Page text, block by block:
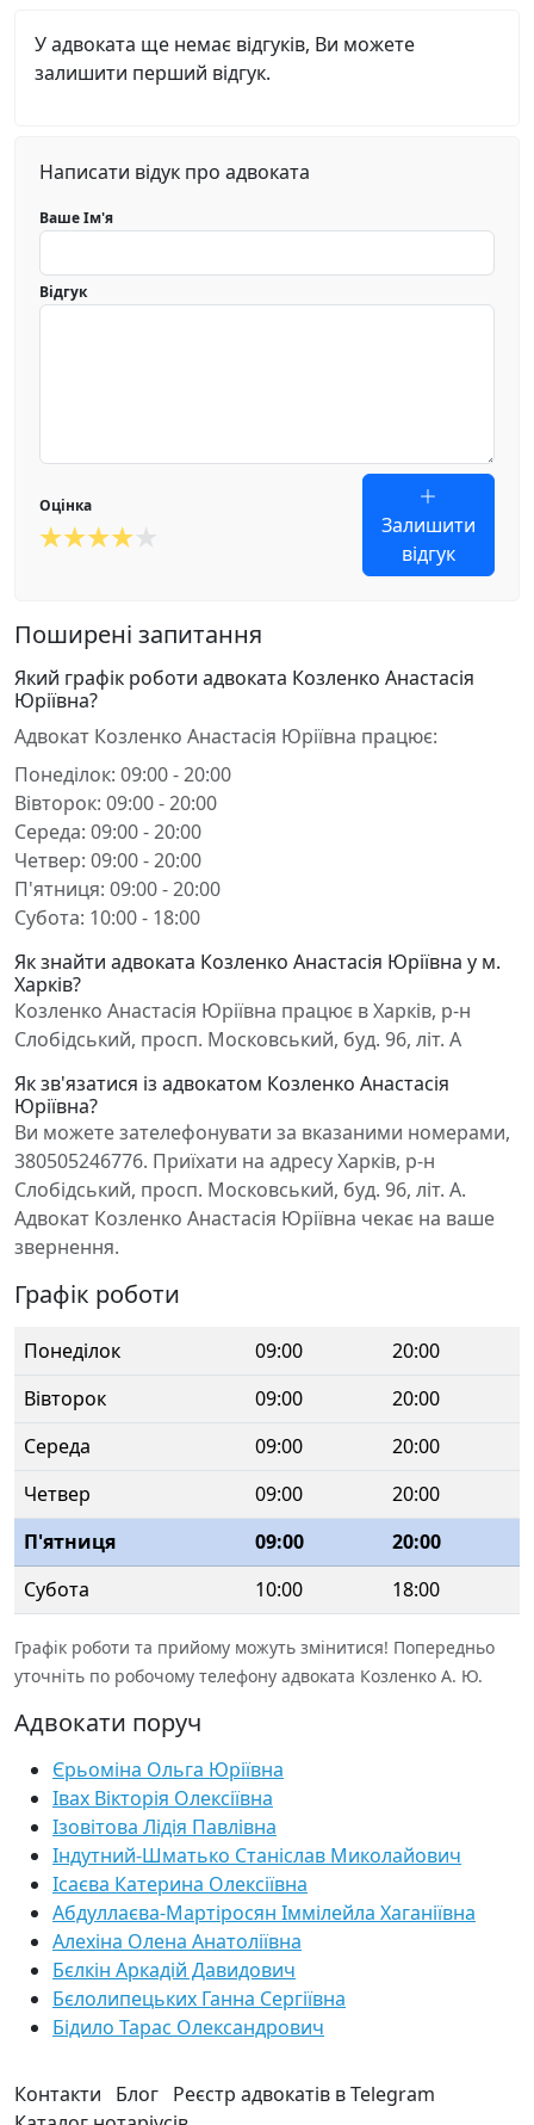
У адвоката ще немає відгуків, Ви можете
залишити перший відгук.
Написати відук про адвоката
Ваше Ім'я
Відгук
Оцінка
Залишити
відгук
Поширені запитання
Який графік роботи адвоката Козленко Анастасія
Юріївна?
Адвокат Козленко Анастасія Юріївна працює:
Понеділок: 09:00 - 20:00
Вівторок: 09:00 - 20:00
Середа: 09:00 - 20:00
Четвер: 09:00 - 20:00
П'ятниця: 09:00 - 20:00
Субота: 10:00 - 18:00
Як знайти адвоката Козленко Анастасія Юріївна у м.
Харків?
Козленко Анастасія Юріївна працює в Харків, р-н
Слобідський, просп. Московський, буд. 96, літ. А
Як зв'язатися із адвокатом Козленко Анастасія
Юріївна?
Ви можете зателефонувати за вказаними номерами,
380505246776. Приїхати на адресу Харків, р-н
Слобідський, просп. Московський, буд. 96, літ. А.
Адвокат Козленко Анастасія Юріївна чекає на ваше
звернення.
Графік роботи
Понеділок 09:00
20:00
Вівторок
09:00
20:00
Середа
09:00
20:00
Четвер
09:00
20:00
П'ятниця
09:00
20:00
Субота
10:00 18:00
Графік роботи та прийому можуть змінитися! Попередньо
уточніть по робочому телефону адвоката Козленко А. Ю.
Адвокати поруч
Єрьоміна Ольга Юріївна
Івах Вікторія Олексіївна
Ізовітова Лідія Павлівна
Індутний-Шматько Станіслав Миколайович
Ісаєва Катерина Олексіївна
Абдуллаєва-Мартіросян Іммілейла Хаганіївна
Алехіна Олена Анатоліївна
Бєлкін Аркадій Давидович
Бєлолипецьких Ганна Сергіївна
Бідило Тарас Олександрович
Контакти Блог Реєстр адвокатів в Telegram